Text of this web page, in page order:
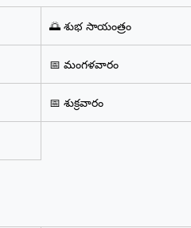
🌅 శుభ సాయంత్రం
📅 మంగళవారం
📅 శుక్రవారం